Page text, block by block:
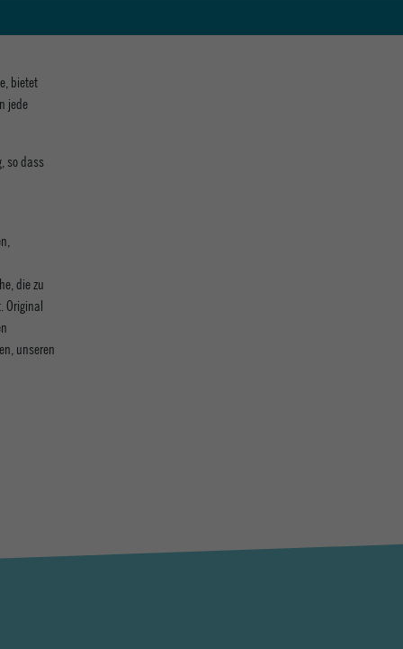
bietet
jede
so dass
die zu
Original
unseren